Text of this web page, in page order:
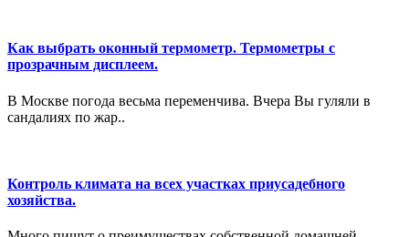
Как выбрать оконный термометр. Термометры с
прозрачным дисплеем.
В Москве погода весьма переменчива. Вчера Вы гуляли в
сандалиях по жар..
Контроль климата на всех участках приусадебного
хозяйства.